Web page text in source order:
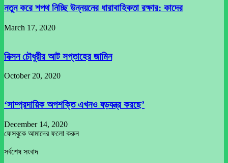
নতুন করে শপথ নিচ্ছি উন্নয়নের ধারাবাহিকতা রক্ষার: কাদের
March 17, 2020
নিক্সন চৌধুরীর আট সপ্তাহের জামিন
October 20, 2020
‘সাম্প্রদায়িক অপশক্তি এখনও ষড়যন্ত্র করছে’
December 14, 2020
ফেসবুকে আমাদের ফলো করুন
সর্বশেষ সংবাদ